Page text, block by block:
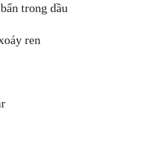
trong dầu
ren